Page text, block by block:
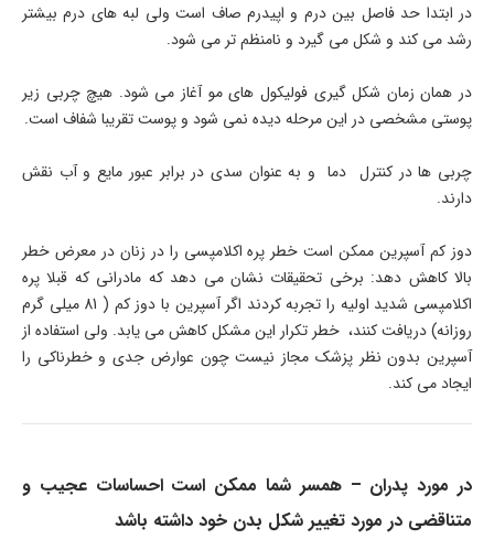
در ابتدا حد فاصل بین درم و اپیدرم صاف است ولی لبه های درم بیشتر
رشد می کند و شکل می گیرد و نامنظم تر می شود.
در همان زمان شکل گیری فولیکول های مو آغاز می شود. هیچ چربی زیر
پوستی مشخصی در این مرحله دیده نمی شود و پوست تقریبا شفاف است.
چربی ها در کنترل دما و به عنوان سدی در برابر عبور مایع و آب نقش
دارند.
دوز کم آسپرین ممکن است خطر پره اکلامپسی را در زنان در معرض خطر
بالا کاهش دهد: برخی تحقیقات نشان می دهد که مادرانی که قبلا پره
اکلامپسی شدید اولیه را تجربه کردند اگر آسپرین با دوز کم ( 81 میلی گرم
روزانه) دریافت کنند، خطر تکرار این مشکل کاهش می یابد. ولی استفاده از
آسپرین بدون نظر پزشک مجاز نیست چون عوارض جدی و خطرناکی را
ایجاد می کند.
در مورد پدران – همسر شما ممکن است احساسات عجیب و
متناقضی در مورد تغییر شکل بدن خود داشته باشد